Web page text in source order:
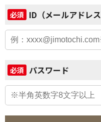
必須 ID（メールアドレス
必須 パスワード